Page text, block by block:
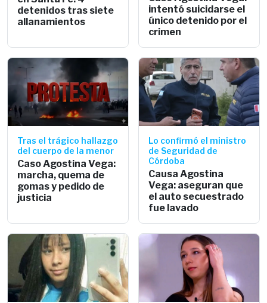
detenidos tras siete
allanamientos
intentó suicidarse el
único detenido por el
crimen
Tras el trágico hallazgo
del cuerpo de la menor
Caso Agostina Vega:
marcha, quema de
gomas y pedido de
justicia
Lo confirmó el ministro
de Seguridad de
Córdoba
Causa Agostina
Vega: aseguran que
el auto secuestrado
fue lavado